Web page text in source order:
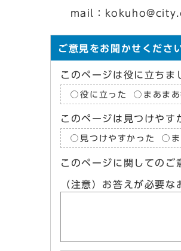
mail：
ご意見をお聞かせくださ
このページは役に立ちま
役に立った まあま
このページは見つけやす
見つけやすかった
このページに関してのご
（注意）お答えが必要